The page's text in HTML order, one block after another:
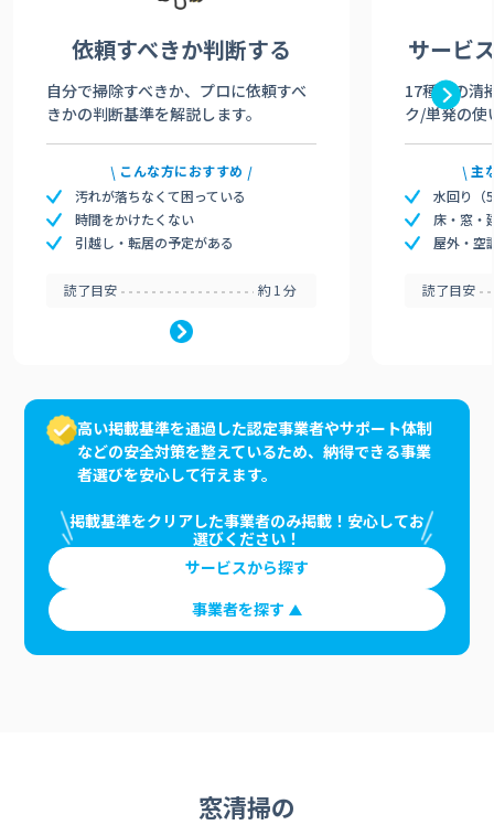
依頼すべきか判断する
自分で掃除すべきか、プロに依頼すべ
きかの判断基準を解説します。
こんな方におすすめ
汚れが落ちなくて困っている
時間をかけたくない
引越し・転居の予定がある
読了目安 約1分
サービ
17種類の清
ク/単発の使
主
水回り（
床・窓・
屋外・空
読了目安
高い掲載基準を通過した認定事業者やサポート体制
などの安全対策を整えているため、納得できる事業
者選びを安心して行えます。
掲載基準をクリアした事業者のみ掲載！安心してお
選びください！
サービスから探す
事業者を探す
窓清掃の